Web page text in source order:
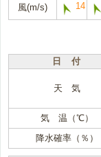
風(m/s) 14
日 付
天 気
気 温（℃）
降水確率（％）